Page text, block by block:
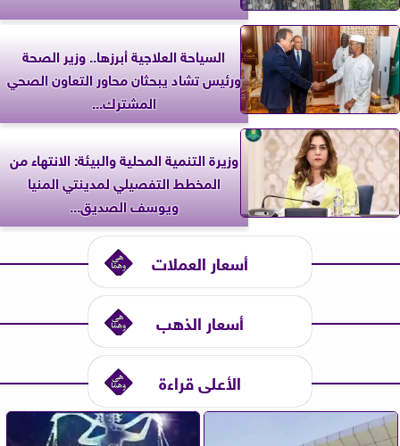
السياحة العلاجية أبرزها.. وزير الصحة
ورئيس تشاد يبحثان محاور التعاون الصحي
المشترك...
وزيرة التنمية المحلية والبيئة: الانتهاء من
المخطط التفصيلي لمدينتي المنيا
ويوسف الصديق...
أسعار العملات
أسعار الذهب
الأعلى قراءة